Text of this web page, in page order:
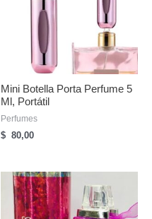
Mini Botella Porta Perfume 5
Ml, Portátil
Perfumes
$ 80,00